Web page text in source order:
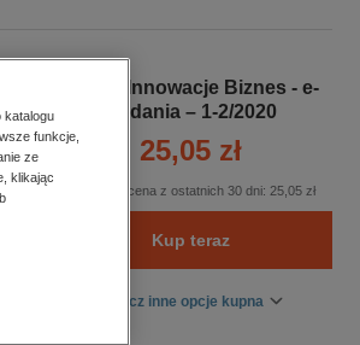
Nauka Innowacje Biznes - e-
wydania – 1-2/2020
25,05 zł
Najniższa cena z ostatnich 30 dni: 25,05 zł
Kup teraz
Zobacz inne opcje kupna
katalogu
funkcje,
ze
klikając